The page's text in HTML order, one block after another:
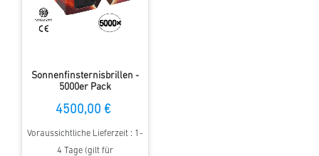
Sonnenfinsternisbrillen -
5000er Pack
4500,00 €
Voraussichtliche Lieferzeit : 1-
4 Tage (gilt für